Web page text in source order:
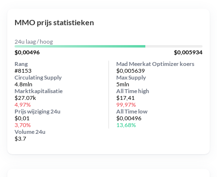
MMO prijs statistieken
24u laag / hoog
$0,00496
$0,005934
Mad Meerkat Optimizer koers
$0,005639
Circulating Supply
4.8mln
Prijs wijziging24u
$0,01
3,70%
Max Supply
5mln
Marktkapitalisatie
$27.07k
4,97%
Volume 24u
$3.7
Rang
#8153
All Timehigh
$17,41
99,97%
All Time low
$0,00496
13,68%